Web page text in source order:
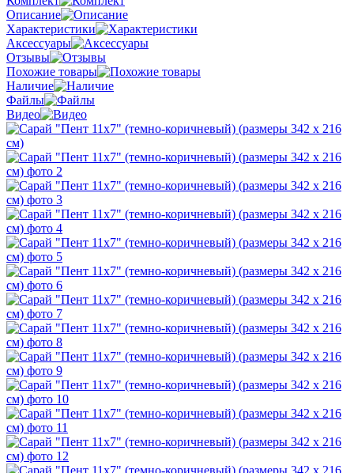
Описание
Характеристики
Аксессуары
Отзывы
Похожие товары
Наличие
Файлы
Видео